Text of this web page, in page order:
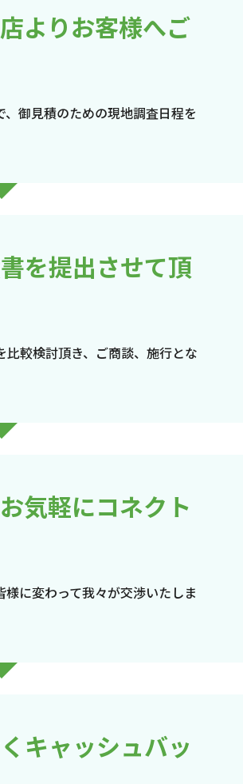
よりお客様へご
御見積のための現地調査日程を
を提出させて頂
較検討頂き、ご商談、施行とな
気軽にコネクト
に変わって我々が交渉いたしま
キャッシュバッ